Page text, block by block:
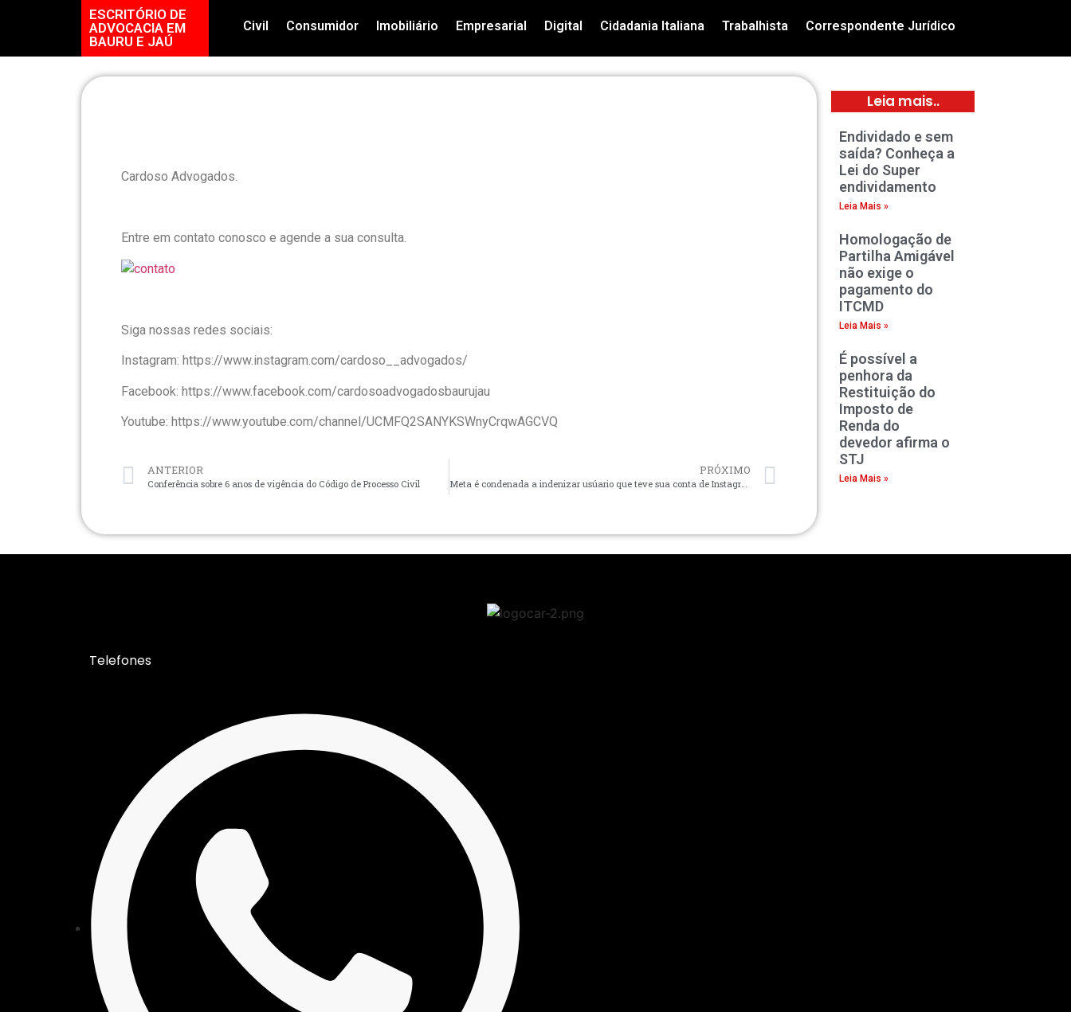
ESCRITÓRIO DE
ADVOCACIA EM
BAURU E JAÚ
Civil Consumidor Imobiliário Empresarial Digital Cidadania Italiana Trabalhista Correspondente Jurídico
Cardoso Advogados.
Entre em contato conosco e agende a sua consulta.
Siga nossas redes sociais:
Instagram: https://www.instagram.com/cardoso__advogados/
Facebook: https://www.facebook.com/cardosoadvogadosbaurujau
Youtube: https://www.youtube.com/channel/UCMFQ2SANYKSWnyCrqwAGCVQ
ANTERIOR
Conferência sobre 6 anos de vigência do Código de Processo Civil
PRÓXIMO
Meta é condenada a indenizar usúario que teve sua conta de Instagram invadida
Leia mais..
Endividado e sem
saída? Conheça a
Lei do Super
endividamento
Leia Mais »
Homologação de
Partilha Amigável
não exige o
pagamento do
ITCMD
Leia Mais »
É possível a
penhora da
Restituição do
Imposto de
Renda do
devedor afirma o
STJ
Leia Mais »
Telefones